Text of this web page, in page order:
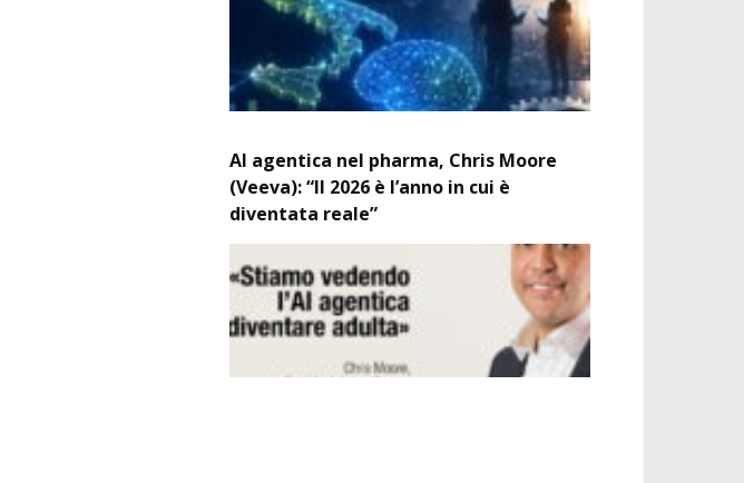
AI agentica nel pharma, Chris Moore
(Veeva): “Il 2026 è l’anno in cui è
diventata reale”